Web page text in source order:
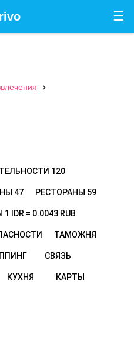
☰

120
47 РЕСТОРАНЫ 59
1 IDR = 0.0043 RUB
ТАМОЖНЯ
СВЯЗЬ
КУХНЯ КАРТЫ